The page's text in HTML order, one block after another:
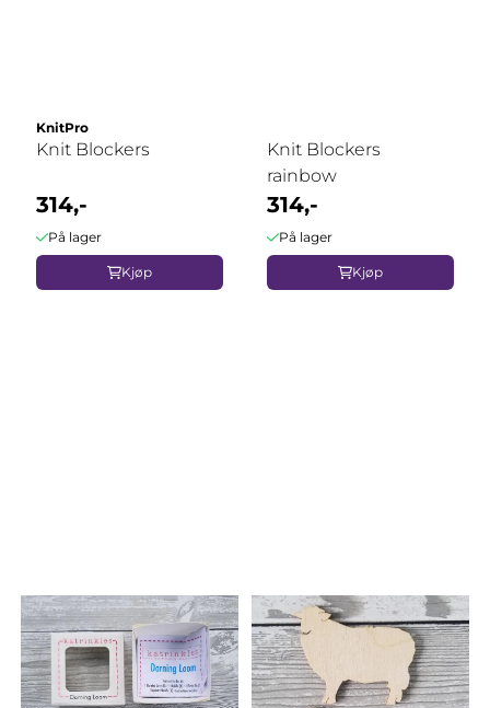
KnitPro
Knit Blockers
314,-
På lager
Kjøp
Knit Blockers
rainbow
314,-
På lager
Kjøp